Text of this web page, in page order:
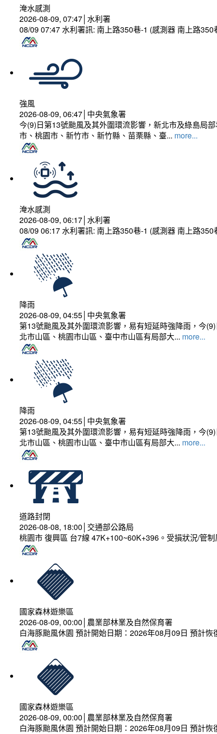
淹水感測
2026-08-09, 07:47│水利署
08/09 07:47 水利署訊: 南上路350巷-1 (感測器 南上路
強風
2026-08-09, 06:47│中央氣象署
今(9)日第13號颱風及其外圍環流影響，新北市及綠島局
市、桃園市、新竹市、新竹縣、苗栗縣、臺... more...
淹水感測
2026-08-09, 06:17│水利署
08/09 06:17 水利署訊: 南上路350巷-1 (感測器 南上路
降雨
2026-08-09, 04:55│中央氣象署
第13號颱風及其外圍環流影響，易有短延時強降雨，今
北市山區、桃園市山區、臺中市山區有局部大... more...
降雨
2026-08-09, 04:55│中央氣象署
第13號颱風及其外圍環流影響，易有短延時強降雨，今
北市山區、桃園市山區、臺中市山區有局部大... more...
道路封閉
2026-08-08, 18:00│交通部公路局
桃園市 復興區 台7線 47K+100~60K+396。受損狀況/管
國家森林遊樂區
2026-08-09, 00:00│農業部林業及自然保育署
白海豚颱風休園 預計開始日期：2026年08月09日 預計
國家森林遊樂區
2026-08-09, 00:00│農業部林業及自然保育署
白海豚颱風休園 預計開始日期：2026年08月09日 預計